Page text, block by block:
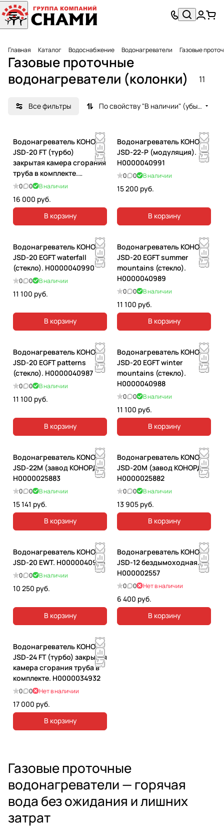
Главная Каталог Водоснабжение Водонагреватели Газовые
Газовые проточные
водонагреватели (колонки)
11
Все фильтры По свойству "В наличии" (убывание)
Водонагреватель КОНОРД
JSD-20 FT (турбо)
закрытая камера сгорания
труба в комплекте.
Н0000034931
0 0 В наличии
16 000 руб.
В корзину
Водонагреватель КОНОРД
JSD-22-Р (модуляция).
Н0000040991
0 0 В наличии
15 200 руб.
В корзину
Водонагреватель КОНОРД
JSD-20 EGFT waterfall
(стекло). Н0000040990
0 0 В наличии
11 100 руб.
В корзину
Водонагреватель КОНОРД
JSD-20 EGFT summer
mountains (стекло).
Н0000040989
0 0 В наличии
11 100 руб.
В корзину
Водонагреватель КОНОРД
JSD-20 EGFT patterns
(стекло). Н0000040987
0 0 В наличии
11 100 руб.
В корзину
Водонагреватель КОНОРД
JSD-20 EGFT winter
mountains (стекло).
Н0000040988
0 0 В наличии
11 100 руб.
В корзину
Водонагреватель KONORD
JSD-22M (завод КОНОРД).
Н0000025883
0 0 В наличии
15 141 руб.
В корзину
Водонагреватель KONORD
JSD-20M (завод КОНОРД).
Н0000025882
0 0 В наличии
13 905 руб.
В корзину
Водонагреватель КОНОРД
JSD-20 EWT. Н0000040986
0 0 В наличии
10 250 руб.
В корзину
Водонагреватель КОНОРД
JSD-12 бездымоходная.
Н000002557
0 0 Нет в наличии
6 400 руб.
В корзину
Водонагреватель КОНОРД
JSD-24 FT (турбо) закрытая
камера сгорания труба в
комплекте. Н0000034932
0 0 Нет в наличии
17 000 руб.
В корзину
Газовые проточные
водонагреватели — горячая
вода без ожидания и лишних
затрат